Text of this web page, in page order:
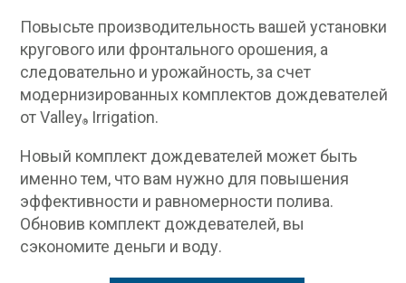
Повысьте производительность вашей установки
кругового или фронтального орошения, а
следовательно и урожайность, за счет
модернизированных комплектов дождевателей
от Valley® Irrigation.
Новый комплект дождевателей может быть
именно тем, что вам нужно для повышения
эффективности и равномерности полива.
Обновив комплект дождевателей, вы
сэкономите деньги и воду.